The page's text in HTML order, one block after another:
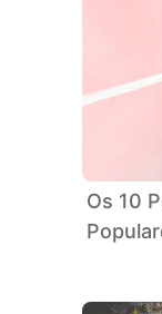
Os 10